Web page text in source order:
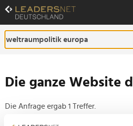
Zum
Inhalt
Zur
Fußzeilen-
Navigation
Die ganze Website
Die Anfrage ergab 1 Treffer.